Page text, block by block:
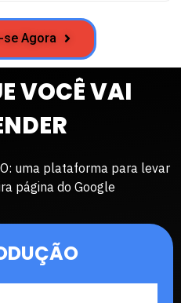
se Agora
VOCÊ VAI
uma plataforma para levar
página do Google